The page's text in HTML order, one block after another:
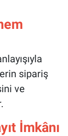
sipariş
ve
İmkânı